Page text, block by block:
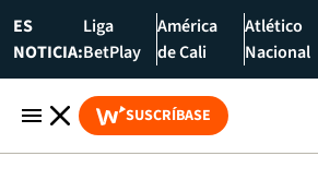
ES
NOTICIA:
Liga
BetPlay
América
de Cali
Atlético
Nacional
SUSCRÍBASE